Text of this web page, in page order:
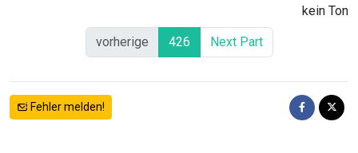
kein Ton
vorherige 426 Next Part
Fehler melden!